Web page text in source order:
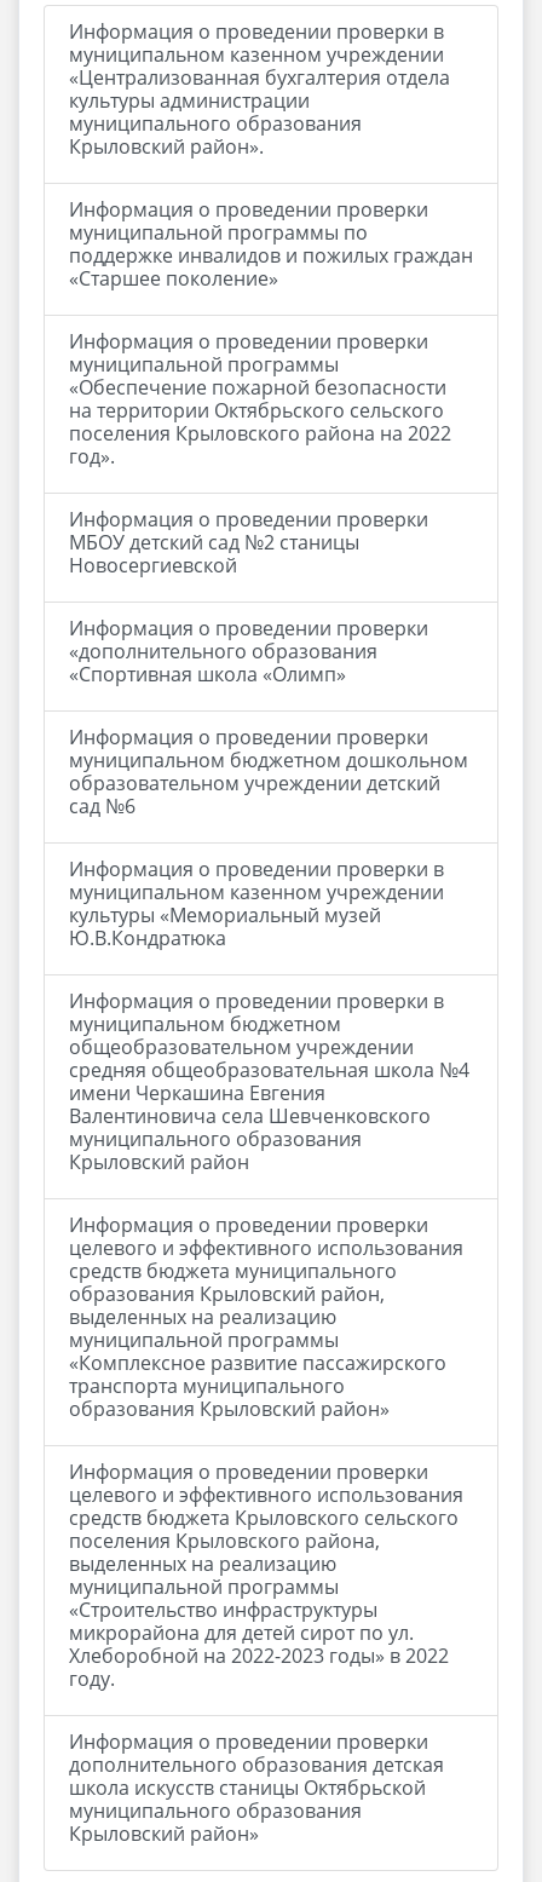
Информация о проведении проверки в
муниципальном казенном учреждении
«Централизованная бухгалтерия отдела
культуры администрации
муниципального образования
Крыловский район».
Информация о проведении проверки
муниципальной программы по
поддержке инвалидов и пожилых граждан
«Старшее поколение»
Информация о проведении проверки
муниципальной программы
«Обеспечение пожарной безопасности
на территории Октябрьского сельского
поселения Крыловского района на 2022
год».
Информация о проведении проверки
МБОУ детский сад №2 станицы
Новосергиевской
Информация о проведении проверки
«дополнительного образования
«Спортивная школа «Олимп»
Информация о проведении проверки
муниципальном бюджетном дошкольном
образовательном учреждении детский
сад №6
Информация о проведении проверки в
муниципальном казенном учреждении
культуры «Мемориальный музей
Ю.В.Кондратюка
Информация о проведении проверки в
муниципальном бюджетном
общеобразовательном учреждении
средняя общеобразовательная школа №4
имени Черкашина Евгения
Валентиновича села Шевченковского
муниципального образования
Крыловский район
Информация о проведении проверки
целевого и эффективного использования
средств бюджета муниципального
образования Крыловский район,
выделенных на реализацию
муниципальной программы
«Комплексное развитие пассажирского
транспорта муниципального
образования Крыловский район»
Информация о проведении проверки
целевого и эффективного использования
средств бюджета Крыловского сельского
поселения Крыловского района,
выделенных на реализацию
муниципальной программы
«Строительство инфраструктуры
микрорайона для детей сирот по ул.
Хлеборобной на 2022-2023 годы» в 2022
году.
Информация о проведении проверки
дополнительного образования детская
школа искусств станицы Октябрьской
муниципального образования
Крыловский район»